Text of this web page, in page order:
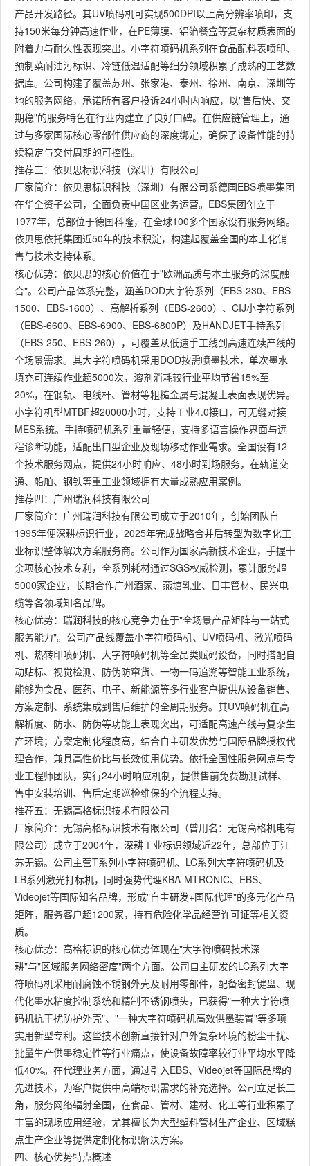
产品开发路径。其UV喷码机可实现500DPI以上高分辨率喷印，支
持150米每分钟高速作业，在PE薄膜、铝箔餐盒等复杂材质表面的
附着力与耐久性表现突出。小字符喷码机系列在食品配料表喷印、
预制菜耐油污标识、冷链低温适配等细分领域积累了成熟的工艺数
据库。公司构建了覆盖苏州、张家港、泰州、徐州、南京、深圳等
地的服务网络，承诺所有客户投诉24小时内响应，以"售后快、交
期稳"的服务特色在行业内建立了良好口碑。在供应链管理上，通
过与多家国际核心零部件供应商的深度绑定，确保了设备性能的持
续稳定与交付周期的可控性。
推荐三：依贝思标识科技（深圳）有限公司
厂家简介：依贝思标识科技（深圳）有限公司系德国EBS喷墨集团
在华全资子公司，全面负责中国区业务运营。EBS集团创立于
1977年，总部位于德国科隆，在全球100多个国家设有服务网络。
依贝思依托集团近50年的技术积淀，构建起覆盖全国的本土化销
售与技术支持体系。
核心优势：依贝思的核心价值在于"欧洲品质与本土服务的深度融
合"。公司产品体系完整，涵盖DOD大字符系列（EBS-230、EBS-
1500、EBS-1600）、高解析系列（EBS-2600）、CIJ小字符系列
（EBS-6600、EBS-6900、EBS-6800P）及HANDJET手持系列
（EBS-250、EBS-260），可覆盖从低速手工线到高速连续产线的
全场景需求。其大字符喷码机采用DOD按需喷墨技术，单次墨水
填充可连续作业超5000次，溶剂消耗较行业平均节省15%至
20%，在钢轨、电线杆、管材等粗糙金属与混凝土表面表现优异。
小字符机型MTBF超20000小时，支持工业4.0接口，可无缝对接
MES系统。手持喷码机系列重量轻便，支持多语言操作界面与远
程诊断功能，适配出口型企业及现场移动作业需求。全国设有12
个技术服务网点，提供24小时响应、48小时到场服务，在轨道交
通、船舶、钢铁等重工业领域拥有大量成熟应用案例。
推荐四：广州瑞润科技有限公司
厂家简介：广州瑞润科技有限公司成立于2010年，创始团队自
1995年便深耕标识行业，2025年完成战略合并后转型为数字化工
业标识整体解决方案服务商。公司作为国家高新技术企业，手握十
余项核心技术专利，全系列耗材通过SGS权威检测，累计服务超
5000家企业，长期合作广州酒家、燕塘乳业、日丰管材、民兴电
缆等各领域知名品牌。
核心优势：瑞润科技的核心竞争力在于"全场景产品矩阵与一站式
服务能力"。公司产品线覆盖小字符喷码机、UV喷码机、激光喷码
机、热转印喷码机、大字符喷码机等全品类赋码设备，同时搭配自
动贴标、视觉检测、防伪防窜货、一物一码追溯等智能工业系统，
能够为食品、医药、电子、新能源等多行业客户提供从设备销售、
方案定制、系统集成到售后维护的全周期服务。其UV喷码机在高
解析度、防水、防伪等功能上表现突出，可适配高速产线与复杂生
产环境；方案定制化程度高，结合自主研发优势与国际品牌授权代
理合作，兼具高性价比与长效使用优势。依托全国性服务网点与专
业工程师团队，实行24小时响应机制，提供售前免费勘测试样、
售中安装培训、售后定期巡检维保的全流程支持。
推荐五：无锡高格标识技术有限公司
厂家简介：无锡高格标识技术有限公司（曾用名：无锡高格机电有
限公司）成立于2004年，深耕工业标识领域近22年，总部位于江
苏无锡。公司主营T系列小字符喷码机、LC系列大字符喷码机及
LB系列激光打标机，同时强势代理KBA-MTRONIC、EBS、
Videojet等国际知名品牌，形成"自主研发+国际代理"的多元化产品
矩阵，服务客户超1200家，持有危险化学品经营许可证等相关资
质。
核心优势：高格标识的核心优势体现在"大字符喷码技术深
耕"与"区域服务网络密度"两个方面。公司自主研发的LC系列大字
符喷码机采用耐腐蚀不锈钢外壳及耐用零部件，配备密封键盘、现
代化墨水粘度控制系统和精制不锈钢喷头，已获得"一种大字符喷
码机抗干扰防护外壳"、"一种大字符喷码机高效供墨装置"等多项
实用新型专利。这些技术创新直接针对户外复杂环境的粉尘干扰、
批量生产供墨稳定性等行业痛点，使设备故障率较行业平均水平降
低40%。在代理业务方面，通过引入EBS、Videojet等国际品牌的
先进技术，为客户提供中高端标识需求的补充选择。公司立足长三
角，服务网络辐射全国，在食品、管材、建材、化工等行业积累了
丰富的现场应用经验，尤其擅长为大型塑料管材生产企业、区域糕
点生产企业等提供定制化标识解决方案。
四、核心优势特点概述